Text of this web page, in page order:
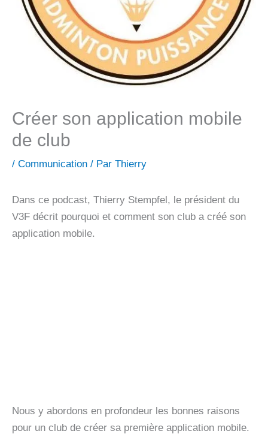
Créer son application mobile
de club
/ Communication / Par Thierry
Dans ce podcast, Thierry Stempfel, le président du
V3F décrit pourquoi et comment son club a créé son
application mobile.
Nous y abordons en profondeur les bonnes raisons
pour un club de créer sa première application mobile.